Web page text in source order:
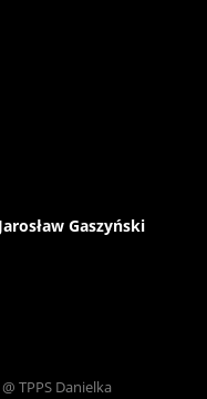
Gaszyński
TPPS Danielka